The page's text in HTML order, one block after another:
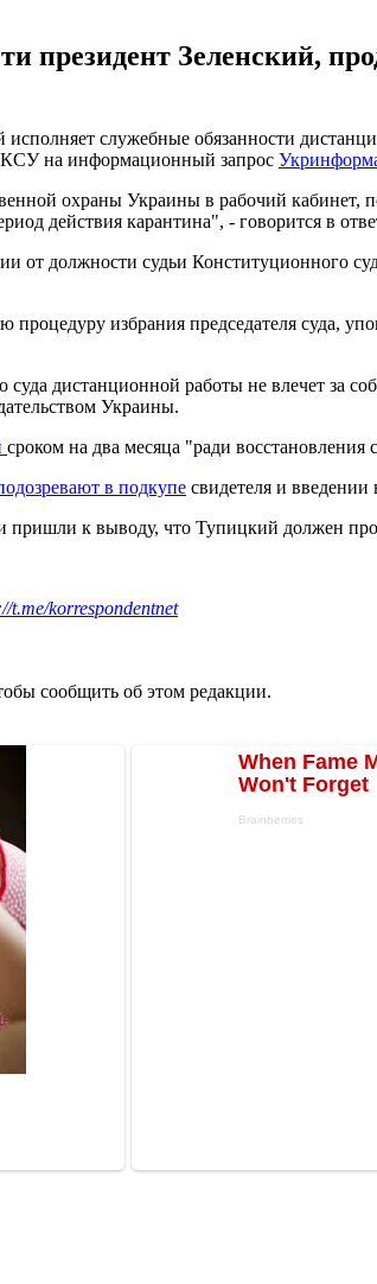
президент Зеленский,
служебные обязанности
КСУ на информационный запрос
охраны Украины в рабочий
действия карантина", - говорится в
от должности судьи Конституционного
избрания председателя суда,
дистанционной работы не влечет за
Украины.
сроком на два месяца "ради восстановления
в подкупе свидетеля и введении
пришли к выводу, что Тупицкий должен
t.me/korrespondentnet
сообщить об этом редакции.